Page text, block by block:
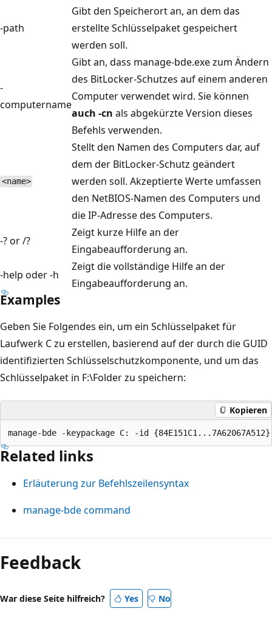
-path
Gibt den Speicherort an, an dem das
erstellte Schlüsselpaket gespeichert
werden soll.
-
computername
Gibt an, dass manage-bde.exe zum Ändern
des BitLocker-Schutzes auf einem anderen
Computer verwendet wird. Sie können
auch -cn als abgekürzte Version dieses
Befehls verwenden.
<name>
Stellt den Namen des Computers dar, auf
dem der BitLocker-Schutz geändert
werden soll. Akzeptierte Werte umfassen
den NetBIOS-Namen des Computers und
die IP-Adresse des Computers.
-? or /?
Zeigt kurze Hilfe an der
Eingabeaufforderung an.
-help oder -h
Zeigt die vollständige Hilfe an der
Eingabeaufforderung an.
Examples
Geben Sie Folgendes ein, um ein Schlüsselpaket für
Laufwerk C zu erstellen, basierend auf der durch die GUID
identifizierten Schlüsselschutzkomponente, und um das
Schlüsselpaket in F:\Folder zu speichern:
Kopieren
Related links
Erläuterung zur Befehlszeilensyntax
manage-bde command
Lesemodus
deaktiviert
Feedback
War diese Seite hilfreich? Yes No